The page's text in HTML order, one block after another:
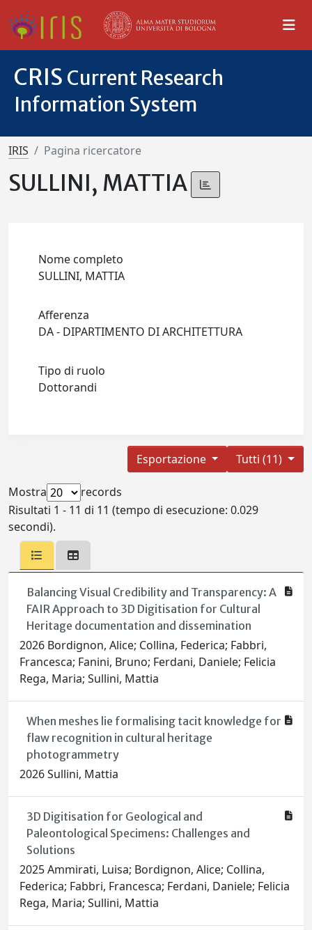
CRIS Current Research
Information System
IRIS Pagina ricercatore
SULLINI, MATTIA
Nome completo
SULLINI, MATTIA
Afferenza
DA - DIPARTIMENTO DI ARCHITETTURA
Tipo di ruolo
Dottorandi
Tutti (11)
Esportazione
Mostra
records
Risultati 1 - 11 di 11 (tempo di esecuzione: 0.029
secondi).
Balancing Visual Credibility and Transparency: A
FAIR Approach to 3D Digitisation for Cultural
Heritage documentation and dissemination
2026 Bordignon, Alice; Collina, Federica; Fabbri,
Francesca; Fanini, Bruno; Ferdani, Daniele; Felicia
Rega, Maria; Sullini, Mattia
When meshes lie formalising tacit knowledge for
flaw recognition in cultural heritage
photogrammetry
2026 Sullini, Mattia
3D Digitisation for Geological and
Paleontological Specimens: Challenges and
Solutions
2025 Ammirati, Luisa; Bordignon, Alice; Collina,
Federica; Fabbri, Francesca; Ferdani, Daniele; Felicia
Rega, Maria; Sullini, Mattia